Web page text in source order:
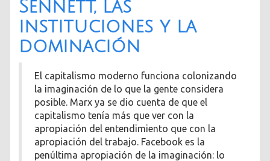
Sennett, las
instituciones y la
dominación
El capitalismo moderno funciona colonizando
la imaginación de lo que la gente considera
posible. Marx ya se dio cuenta de que el
capitalismo tenía más que ver con la
apropiación del entendimiento que con la
apropiación del trabajo. Facebook es la
penúltima apropiación de la imaginación: lo